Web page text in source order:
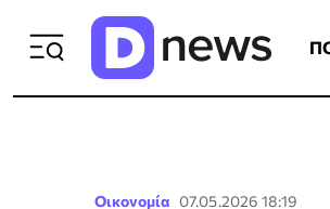
Οικονομία 07.05.2026 18:19